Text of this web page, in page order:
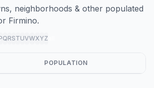
neighborhoods & other populated
Firmino.
QRSTUVWXYZ
POPULATION